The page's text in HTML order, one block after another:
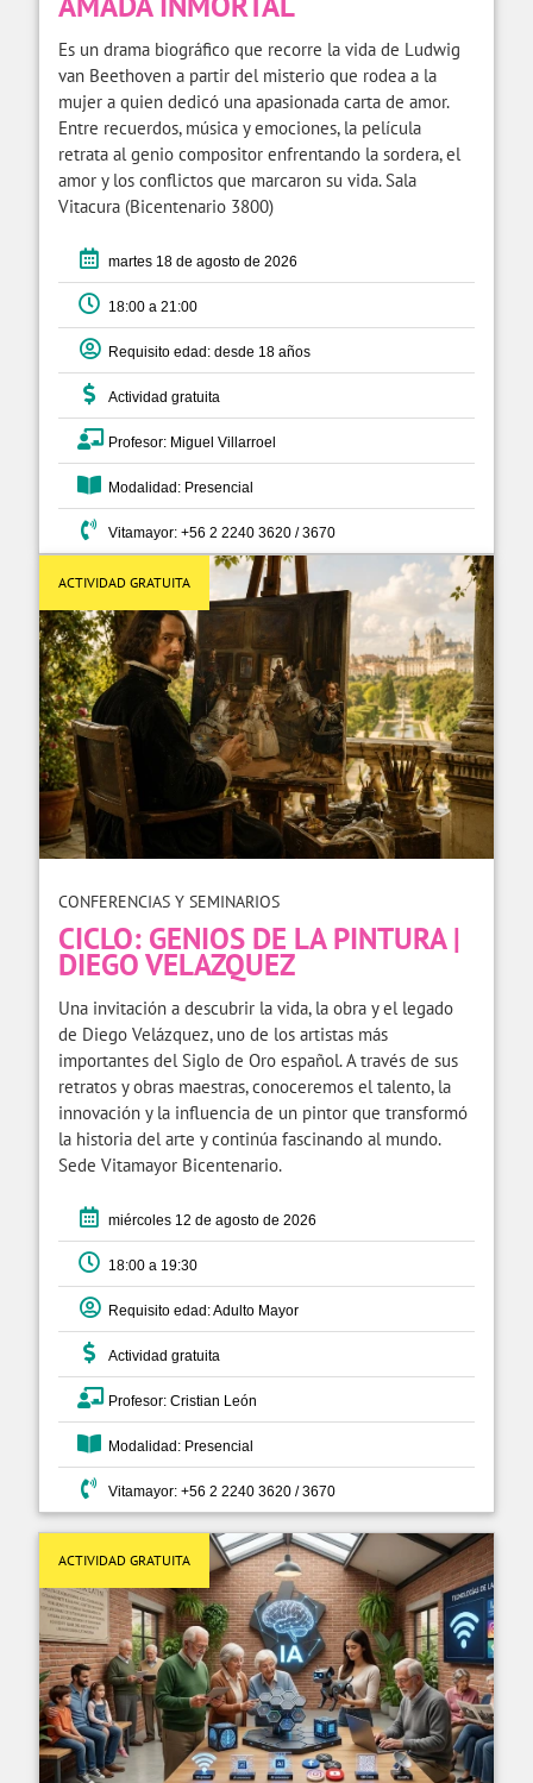
Es un drama biográfico que recorre la vida de Ludwig
van Beethoven a partir del misterio que rodea a la
mujer a quien dedicó una apasionada carta de amor.
Entre recuerdos, música y emociones, la película
retrata al genio compositor enfrentando la sordera, el
amor y los conflictos que marcaron su vida. Sala
Vitacura (Bicentenario 3800)
martes 18 de agosto de 2026
18:00 a 21:00
Requisito edad: desde 18 años
Actividad gratuita
Profesor: Miguel Villarroel
Modalidad: Presencial
Vitamayor: +56 2 2240 3620 / 3670
ACTIVIDAD GRATUITA
CONFERENCIAS Y SEMINARIOS
CICLO: GENIOS DE LA PINTURA |
DIEGO VELAZQUEZ
Una invitación a descubrir la vida, la obra y el legado
de Diego Velázquez, uno de los artistas más
importantes del Siglo de Oro español. A través de sus
retratos y obras maestras, conoceremos el talento, la
innovación y la influencia de un pintor que transformó
la historia del arte y continúa fascinando al mundo.
Sede Vitamayor Bicentenario.
miércoles 12 de agosto de 2026
18:00 a 19:30
Requisito edad: Adulto Mayor
Actividad gratuita
Profesor: Cristian León
Modalidad: Presencial
Vitamayor: +56 2 2240 3620 / 3670
ACTIVIDAD GRATUITA